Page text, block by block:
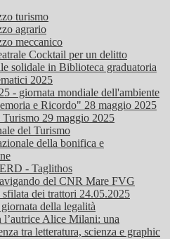
turismo
agrario
meccanico
Cocktail per un delitto
solidale in Biblioteca graduatoria
2025
- giornata mondiale dell'ambiente
e Ricordo" 28 maggio 2025
Turismo 29 maggio 2025
del Turismo
della bonifica e
- Taglithos
del CNR Mare FVG
dei trattori 24.05.2025
della legalità
l’autrice Alice Milani: una
tra letteratura, scienza e graphic